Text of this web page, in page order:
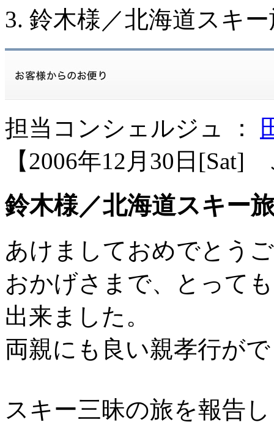
鈴木様／北海道スキ
担当コンシェルジュ ：
【2006年12月30日[Sat]
鈴木様／北海道スキー
あけましておめでとう
おかげさまで、とって
出来ました。
両親にも良い親孝行が
スキー三昧の旅を報告